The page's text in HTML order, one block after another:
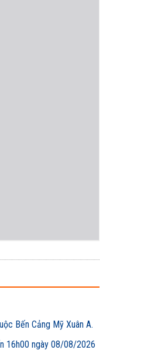
Bến Cảng Mỹ Xuân A.
16h00 ngày 08/08/2026